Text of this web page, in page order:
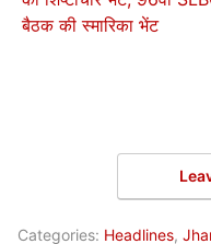
बैठक की स्मारिका भेंट
Categories: Headlines,